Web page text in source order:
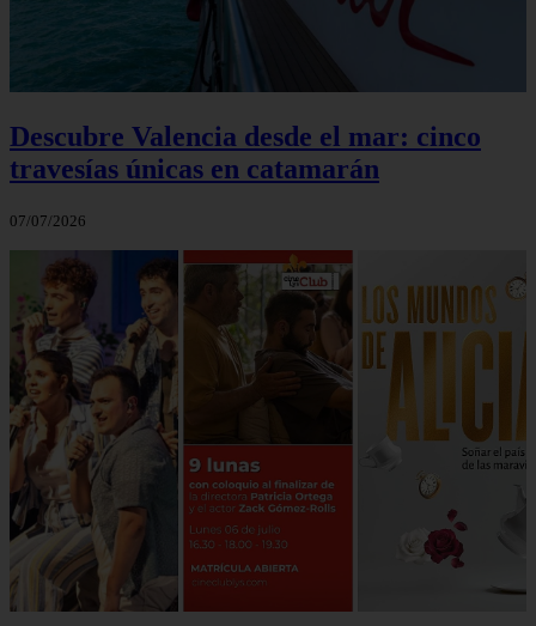
Descubre Valencia desde el mar: cinco
travesías únicas en catamarán
07/07/2026